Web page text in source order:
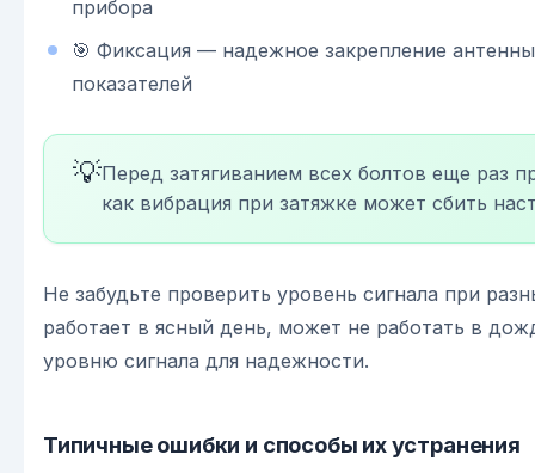
прибора
🎯 Фиксация — надежное закрепление
показателей
💡Перед затягиванием всех болтов еще раз
как вибрация при затяжке может сбить
Не забудьте проверить уровень сигнала при
работает в ясный день, может не работать в
уровню сигнала для надежности.
Типичные ошибки и способы их устранения